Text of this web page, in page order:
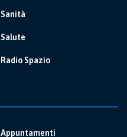
Sanità
Salute
Radio Spazio
Appuntamenti